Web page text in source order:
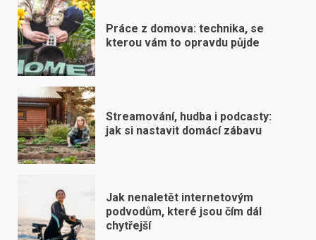
Práce z domova: technika, se
kterou vám to opravdu půjde
Streamování, hudba i podcasty:
jak si nastavit domácí zábavu
Jak nenaletět internetovým
podvodům, které jsou čím dál
chytřejší